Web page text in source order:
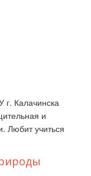
г. Калачинска
и
Любит учиться